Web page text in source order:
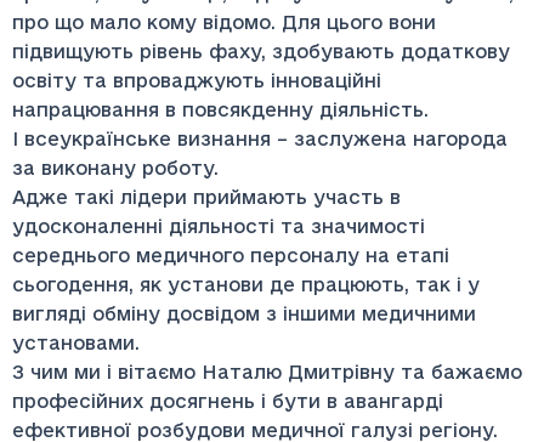
про що мало кому відомо. Для цього вони
підвищують рівень фаху, здобувають додаткову
освіту та впроваджують інноваційні
напрацювання в повсякденну діяльність.
І всеукраїнське визнання – заслужена нагорода
за виконану роботу.
Адже такі лідери приймають участь в
удосконаленні діяльності та значимості
середнього медичного персоналу на етапі
сьогодення, як установи де працюють, так і у
вигляді обміну досвідом з іншими медичними
установами.
З чим ми і вітаємо Наталю Дмитрівну та бажаємо
професійних досягнень і бути в авангарді
ефективної розбудови медичної галузі регіону.